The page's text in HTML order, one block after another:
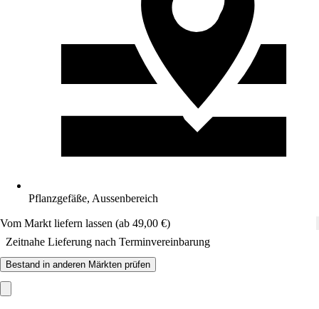
Pflanzgefäße, Aussenbereich
Vom Markt liefern lassen (ab 49,00 €)
Zeitnahe Lieferung nach Terminvereinbarung
Bestand in anderen Märkten prüfen